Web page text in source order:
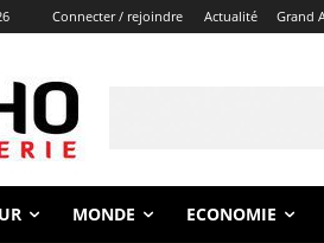
Connecter / rejoindre Actualité Grand
MONDE ECONOMIE